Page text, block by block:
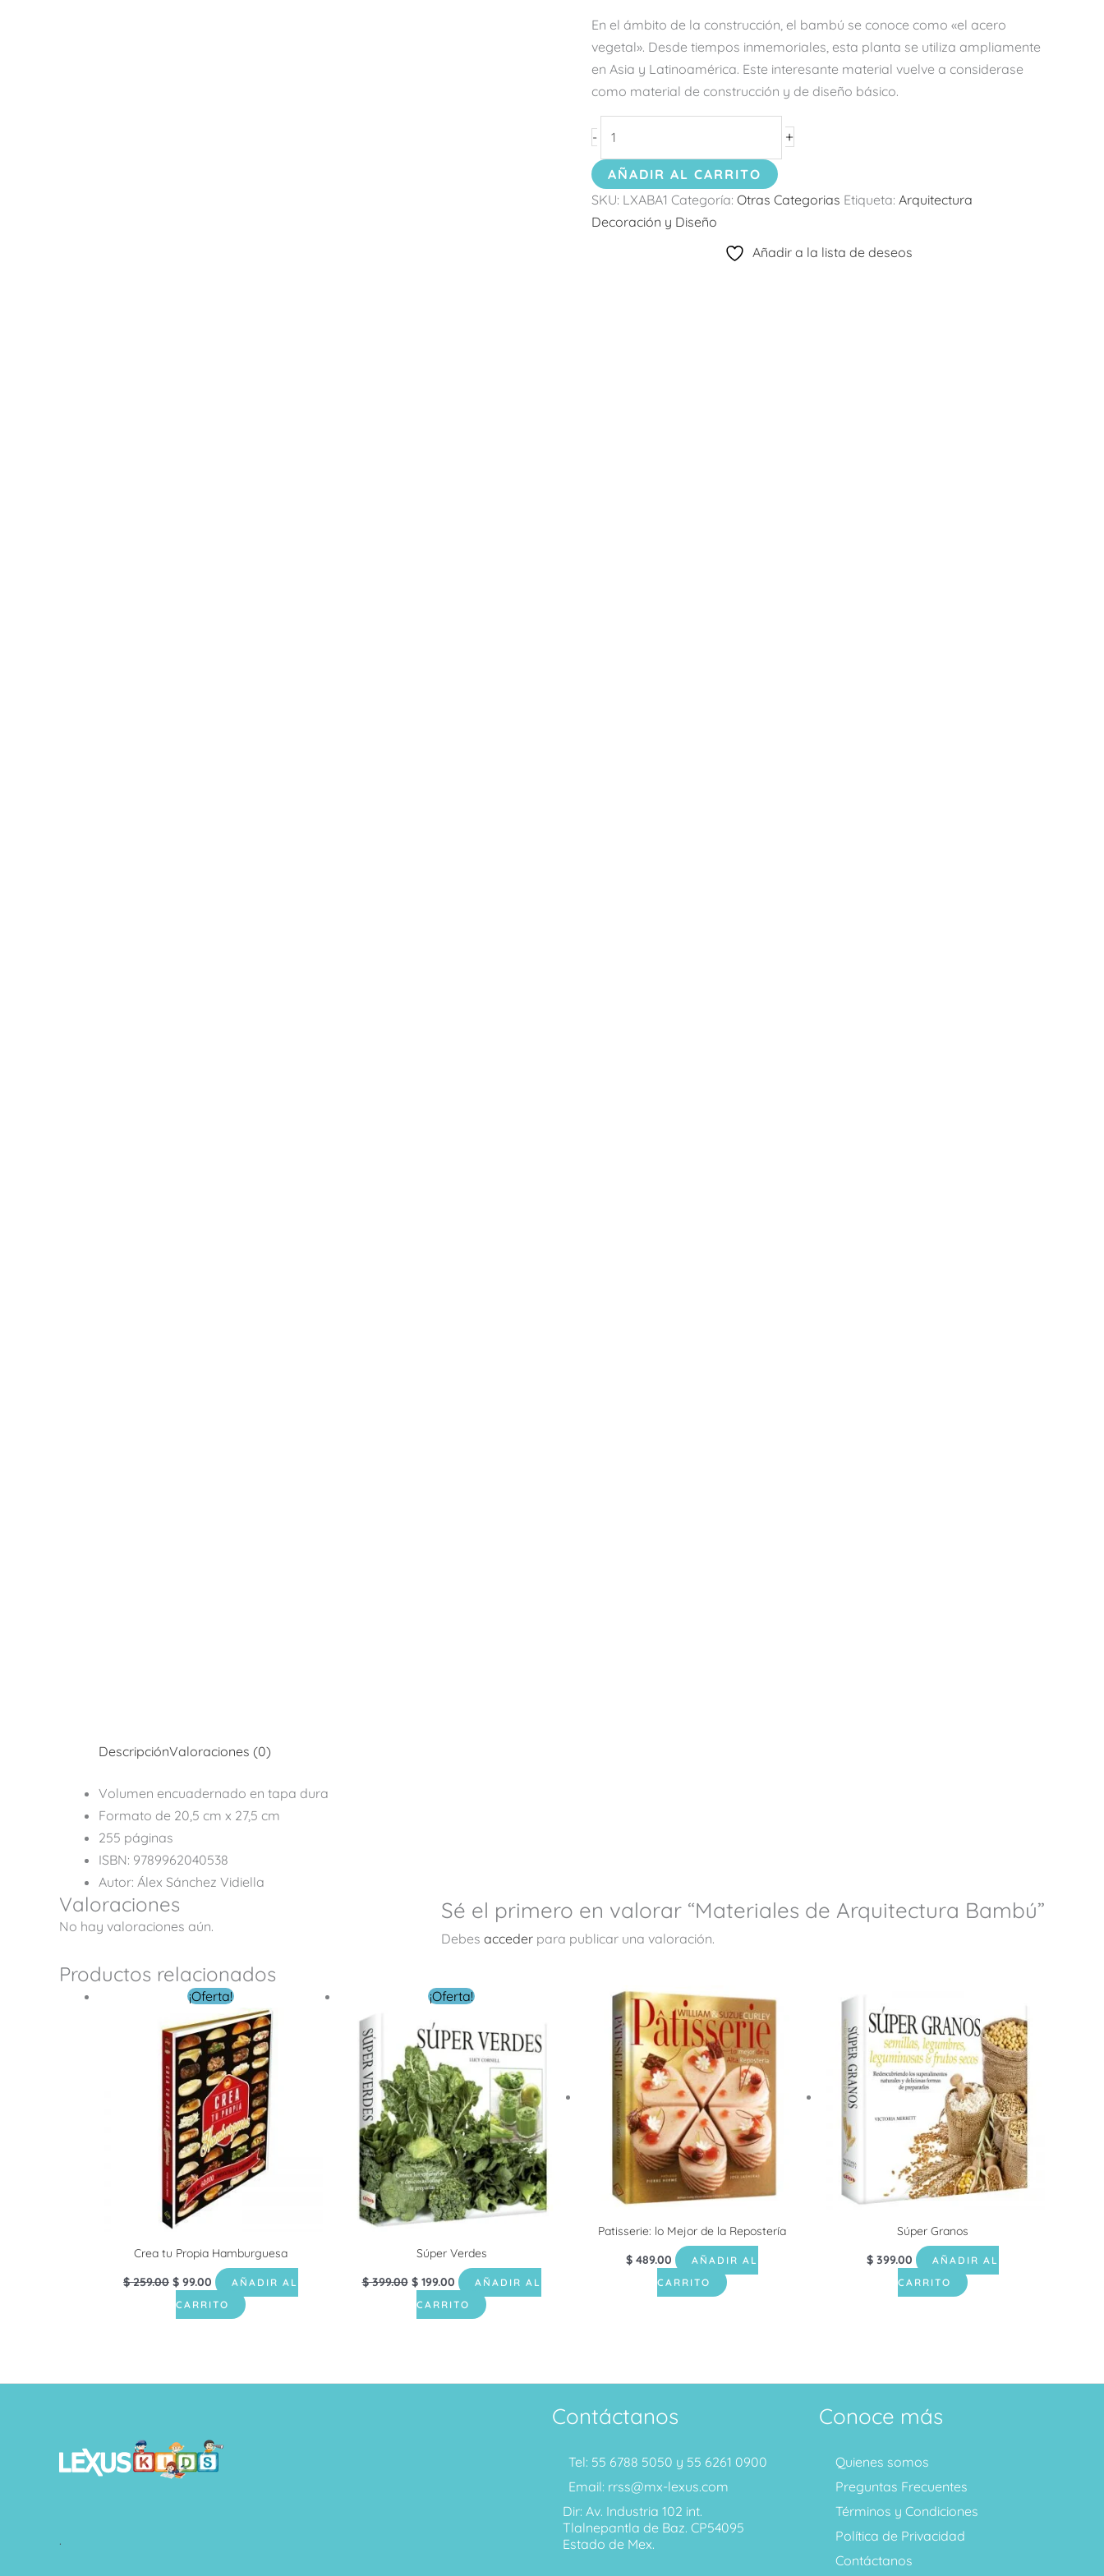
En el ámbito de la construcción, el bambú se conoce como «el acero
vegetal». Desde tiempos inmemoriales, esta planta se utiliza ampliamente
en Asia y Latinoamérica. Este interesante material vuelve a considerase
como material de construcción y de diseño básico.
- +
AÑADIR AL CARRITO
SKU: LXABA1 Categoría: Otras Categorias Etiqueta: Arquitectura
Decoración y Diseño
Añadir a la lista de deseos
DescripciónValoraciones (0)
Volumen encuadernado en tapa dura
Formato de 20,5 cm x 27,5 cm
255 páginas
ISBN: 9789962040538
Autor: Álex Sánchez Vidiella
Valoraciones
No hay valoraciones aún.
Sé el primero en valorar “Materiales de Arquitectura Bambú”
Debes acceder para publicar una valoración.
Productos relacionados
¡Oferta!
Crea tu Propia Hamburguesa
$259.00
precio
original
era:
$ 259.00.
$ 99.00
El
precio
actual
es:
$ 99.00.
AÑADIR AL
CARRITO
¡Oferta!
Súper Verdes
$399.00
precio
original
era:
$ 399.00.
$199.00
El
precio
es:
$ 199.00.
AÑADIR AL
CARRITO
Patisserie: lo Mejor de la Repostería
$ 489.00
AÑADIR AL
CARRITO
Súper Granos
$ 399.00
AÑADIR AL
CARRITO
.
Contáctanos
Tel: 55 6788 5050 y 55 6261 0900
Email: rrss@mx-lexus.com
Dir: Av. Industria 102 int.
Tlalnepantla de Baz. CP54095
Estado de Mex.
Conoce más
Quienes somos
Preguntas Frecuentes
Términos y Condiciones
Política de Privacidad
Contáctanos